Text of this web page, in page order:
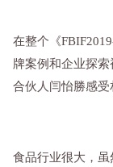
在整个《
牌案例和企业探
合伙人闫怡勝感受
食品行业很大，